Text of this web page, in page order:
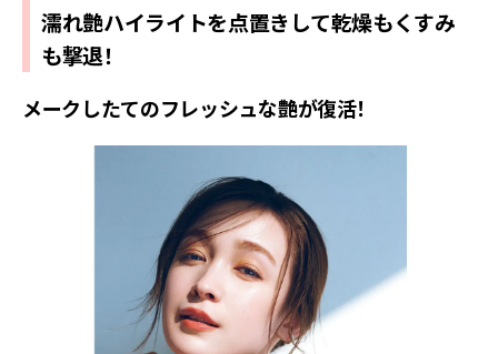
濡れ艶ハイライトを点置きして乾燥もくすみ
も撃退！
メークしたてのフレッシュな艶が復活！